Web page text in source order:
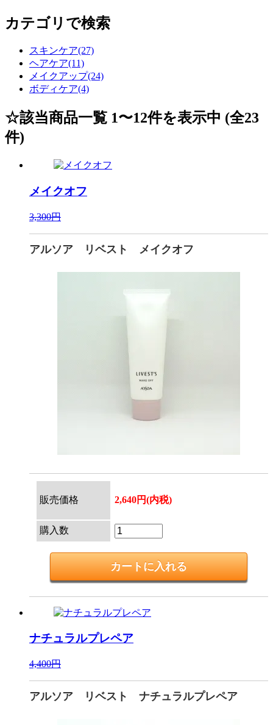
カテゴリで検索
スキンケア(27)
ヘアケア(11)
メイクアップ(24)
ボディケア(4)
☆該当商品一覧 1〜12件を表示中 (全23
件)
メイクオフ
3,300円
アルソア リベスト メイクオフ
販売価格 2,640円(内税)
購入数
ナチュラルプレペア
4,400円
アルソア リベスト ナチュラルプレペア